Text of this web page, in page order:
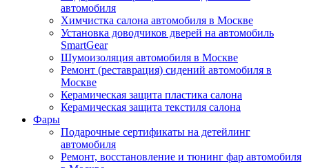
автомобиля
Химчистка салона автомобиля в Москве
Установка доводчиков дверей на автомобиль
SmartGear
Шумоизоляция автомобиля в Москве
Ремонт (реставрация) сидений автомобиля в
Москве
Керамическая защита пластика салона
Керамическая защита текстиля салона
Фары
Подарочные сертификаты на детейлинг
автомобиля
Ремонт, восстановление и тюнинг фар автомобиля